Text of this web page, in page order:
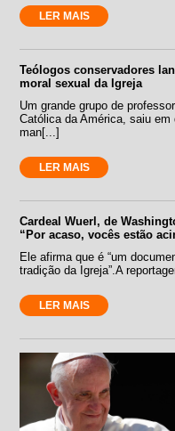
LER MAIS
Teólogos conservadores
moral sexual da Igreja
Um grande grupo de
Católica da América, saiu
man[...]
LER MAIS
Cardeal Wuerl, de
“Por acaso, vocês estão
Ele afirma que é “um
tradição da Igreja”.A
LER MAIS